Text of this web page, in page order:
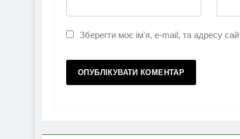
Зберегти моє ім'я, e-mail, та адресу